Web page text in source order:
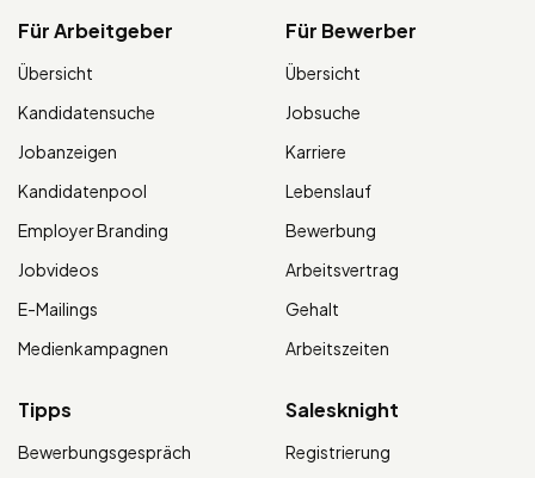
Für Arbeitgeber
Übersicht
Kandidatensuche
Jobanzeigen
Kandidatenpool
Employer Branding
Jobvideos
E-Mailings
Medienkampagnen
Für Bewerber
Übersicht
Jobsuche
Karriere
Lebenslauf
Bewerbung
Arbeitsvertrag
Gehalt
Arbeitszeiten
Tipps
Bewerbungsgespräch
Salesknight
Registrierung